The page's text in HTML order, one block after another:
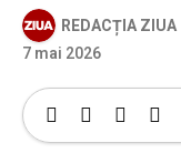
REDACȚIA ZIUA
7 mai 2026